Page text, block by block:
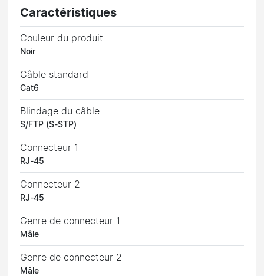
Caractéristiques
Couleur du produit
Noir
Câble standard
Cat6
Blindage du câble
S/FTP (S-STP)
Connecteur 1
RJ-45
Connecteur 2
RJ-45
Genre de connecteur 1
Mâle
Genre de connecteur 2
Mâle